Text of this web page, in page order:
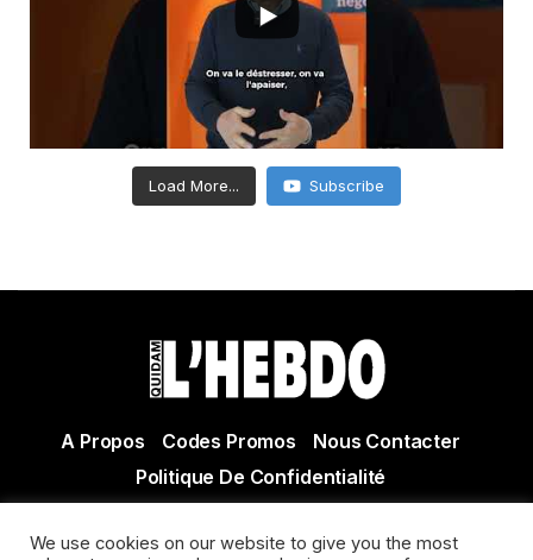
Load More... Subscribe
A Propos Codes Promos
Nous Contacter
Politique De Confidentialité
Actualité Agen - Actualité en lot et Garonne - Actualité
We use cookies on our website to give you the most